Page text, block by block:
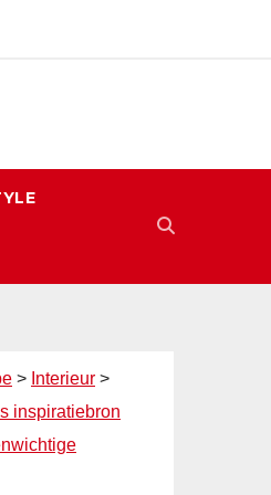
> Interieur >
inspiratiebron